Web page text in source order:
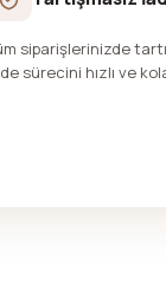
siparişlerinizde
sürecini hızlı ve